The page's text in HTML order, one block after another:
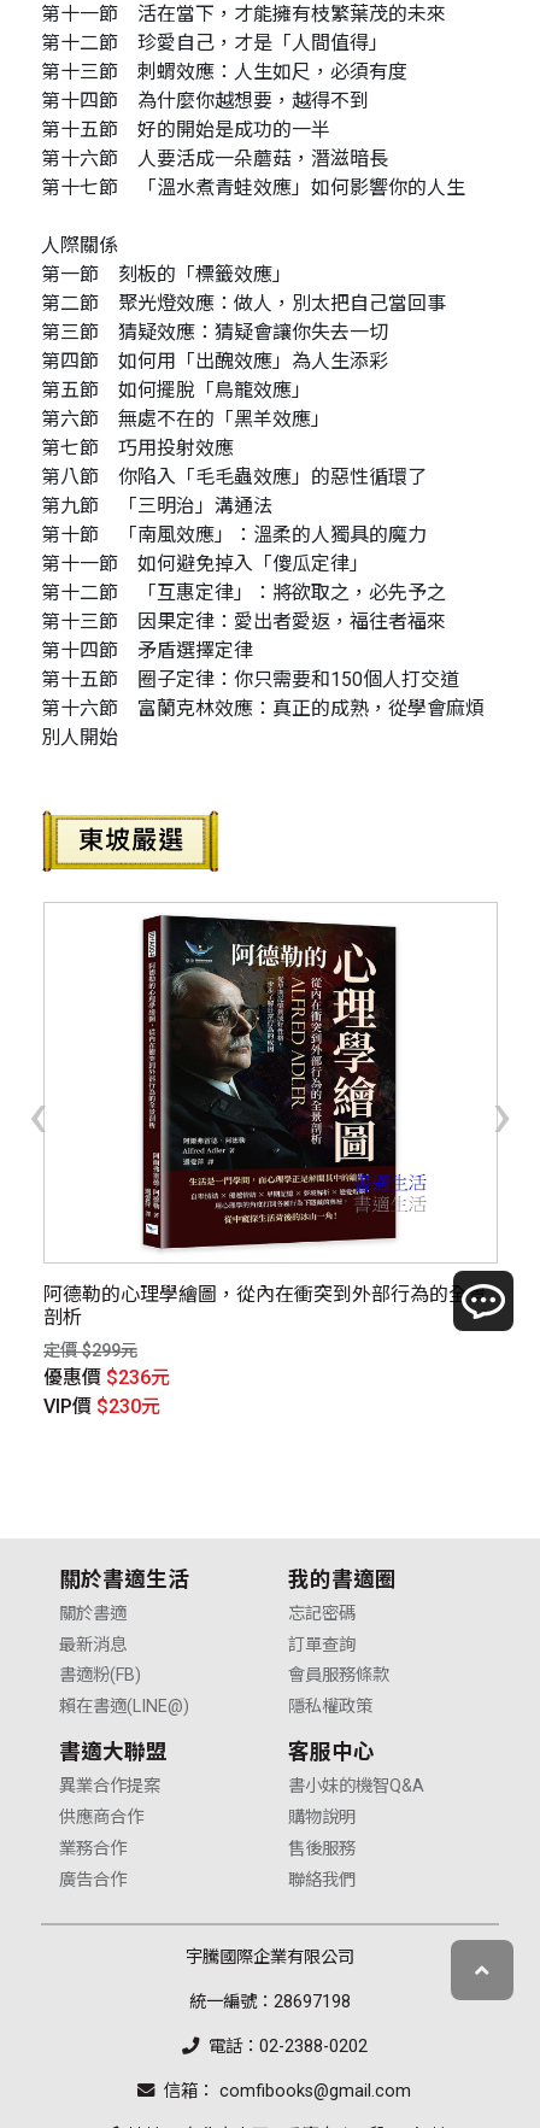
第十一節 活在當下，才能擁有枝繁葉茂的未來
第十二節 珍愛自己，才是「人間值得」
第十三節 刺蝟效應：人生如尺，必須有度
第十四節 為什麼你越想要，越得不到
第十五節 好的開始是成功的一半
第十六節 人要活成一朵蘑菇，潛滋暗長
第十七節 「溫水煮青蛙效應」如何影響你的人生
人際關係
第一節 刻板的「標籤效應」
第二節 聚光燈效應：做人，別太把自己當回事
第三節 猜疑效應：猜疑會讓你失去一切
第四節 如何用「出醜效應」為人生添彩
第五節 如何擺脫「鳥籠效應」
第六節 無處不在的「黑羊效應」
第七節 巧用投射效應
第八節 你陷入「毛毛蟲效應」的惡性循環了
第九節 「三明治」溝通法
第十節 「南風效應」：溫柔的人獨具的魔力
第十一節 如何避免掉入「傻瓜定律」
第十二節 「互惠定律」：將欲取之，必先予之
第十三節 因果定律：愛出者愛返，福往者福來
第十四節 矛盾選擇定律
第十五節 圈子定律：你只需要和150個人打交道
第十六節 富蘭克林效應：真正的成熟，從學會麻煩
別人開始
阿德勒的心理學繪圖，從內在衝突到外部行為的全景
剖析
定價 $299元
優惠價 $236元
VIP價 $230元
‹ ›
關於書適生活
關於書適
最新消息
書適粉(FB)
賴在書適(LINE@)
我的書適圈
忘記密碼
訂單查詢
會員服務條款
隱私權政策
書適大聯盟
異業合作提案
供應商合作
業務合作
廣告合作
客服中心
書小妹的機智Q&A
購物說明
售後服務
聯絡我們
宇騰國際企業有限公司
統一編號：28697198
電話：02-2388-0202
信箱： comfibooks@gmail.com